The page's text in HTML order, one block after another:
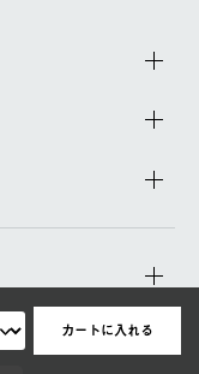
カートに入れる